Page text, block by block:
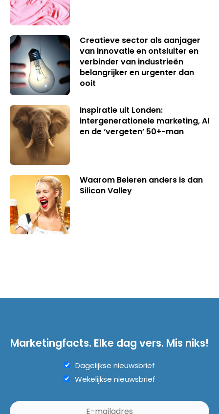
Creatieve sector als aanjager
van innovatie en ontsluiter en
verbinder van industrieën
belangrijker en urgenter dan
ooit
Inspiratie uit Londen:
intergenerationele marketing, AI
en de ‘vergeten’ 50+-man
Waarom Beieren anders is dan
Silicon Valley
Marketingfacts. Elke dag vers. Mis niks!
Dagelijkse nieuwsbrief
Wekelijkse nieuwsbrief